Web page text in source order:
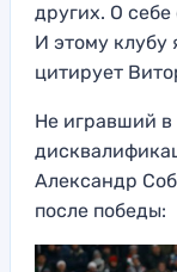
других. О
И этому клубу
цитирует
Не игравший в
Александр
после победы: